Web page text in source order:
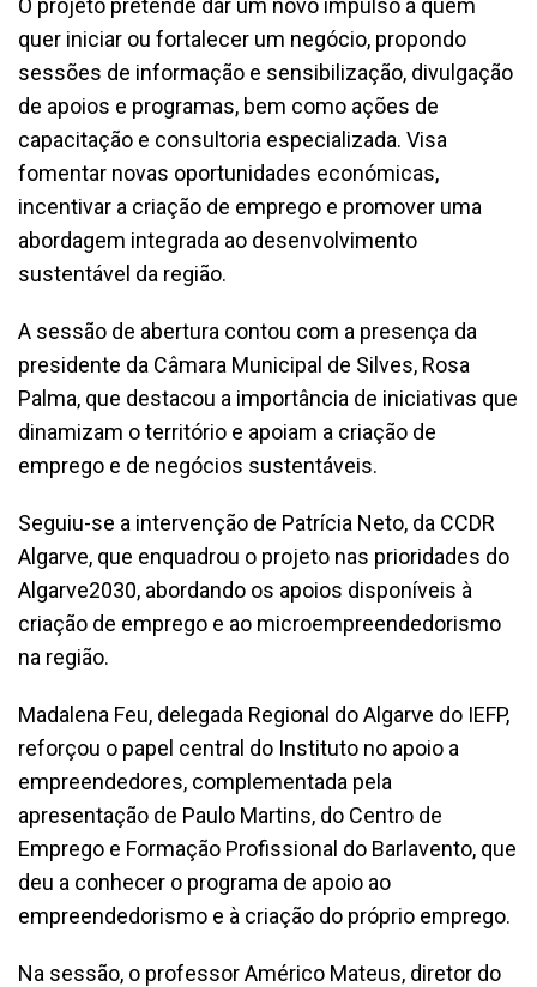
quer iniciar ou fortalecer um negócio, propondo
sessões de informação e sensibilização, divulgação
de apoios e programas, bem como ações de
capacitação e consultoria especializada. Visa
fomentar novas oportunidades económicas,
incentivar a criação de emprego e promover uma
abordagem integrada ao desenvolvimento
sustentável da região.
A sessão de abertura contou com a presença da
presidente da Câmara Municipal de Silves, Rosa
Palma, que destacou a importância de iniciativas que
dinamizam o território e apoiam a criação de
emprego e de negócios sustentáveis.
Seguiu-se a intervenção de Patrícia Neto, da CCDR
Algarve, que enquadrou o projeto nas prioridades do
Algarve2030, abordando os apoios disponíveis à
criação de emprego e ao microempreendedorismo
na região.
Madalena Feu, delegada Regional do Algarve do IEFP,
reforçou o papel central do Instituto no apoio a
empreendedores, complementada pela
apresentação de Paulo Martins, do Centro de
Emprego e Formação Profissional do Barlavento, que
deu a conhecer o programa de apoio ao
empreendedorismo e à criação do próprio emprego.
Na sessão, o professor Américo Mateus, diretor do